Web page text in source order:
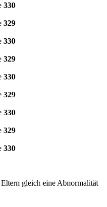
330
329
330
329
330
329
330
329
330
gleich eine Abnormalität